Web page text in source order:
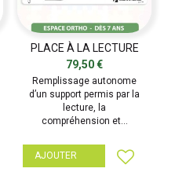
PLACE À LA LECTURE
JUNIOR - RÉÉDUCATEURS
79,50 €
Remplissage autonome
d’un support permis par la
lecture, la
compréhension et...
AJOUTER